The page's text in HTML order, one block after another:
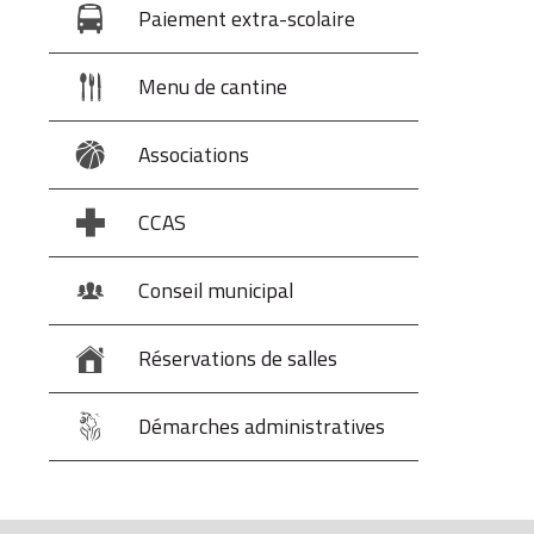
Paiement extra-scolaire
Menu de cantine
Associations
CCAS
Conseil municipal
Réservations de salles
Démarches administratives